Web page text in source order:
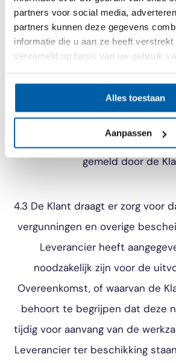
partners voor social media,
partners kunnen deze gegevens
informatie die u aan ze heeft verstrekt
verzameld op basis van uw gebruik
Alles toestaan
Aanpassen
beste inzicht en vermogen en
daarvoor geldende wettelijke
worden gesteld en welke
eisen, dienen voor het
Overeenkomst aan de
gemeld door de
4.3 De Klant draagt er zorg voor
vergunningen en overige
Leverancier heeft
noodzakelijk zijn voor de
Overeenkomst, of waarvan de
behoort te begrijpen dat deze
tijdig voor aanvang van de
Leverancier ter beschikking